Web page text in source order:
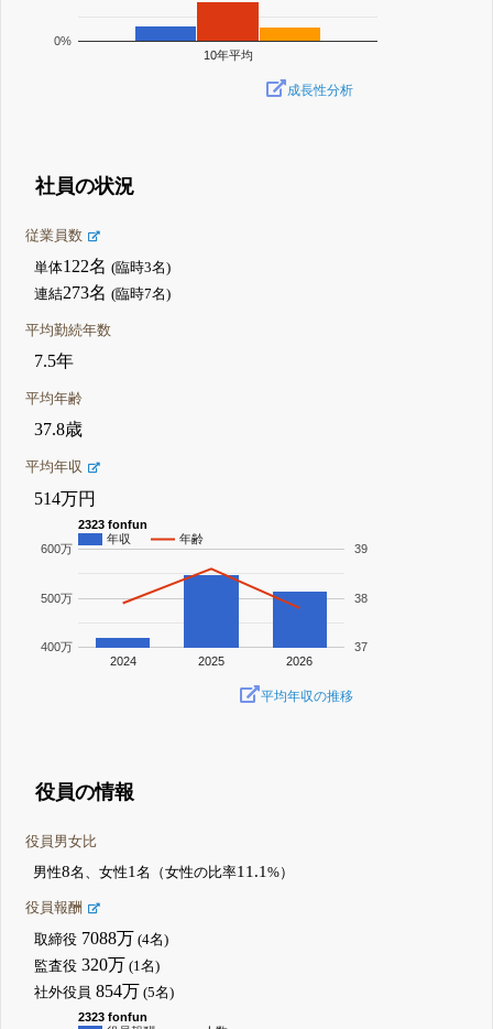
10年平均
0%
成長性分析
社員の状況
従業員数
単体122名(臨時3名)
連結273名(臨時7名)
平均勤続年数
7.5年
平均年齢
37.8歳
平均年収
514万円
2323 fonfun
年収
年齢
2024 2025 2026
400万
500万
600万
37
38
39
平均年収の推移
役員の情報
役員男女比
男性8名、女性1 名（女性の比率11.1 %）
役員報酬
取締役 7088万 (4名)
監査役 320万 (1名)
社外役員 854万 (5名)
2323 fonfun